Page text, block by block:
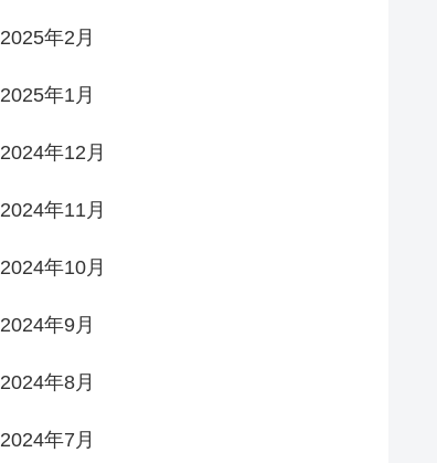
2025年2月
2025年1月
2024年12月
2024年11月
2024年10月
2024年9月
2024年8月
2024年7月